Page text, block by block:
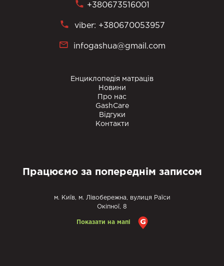
+380673516001
viber: +380670053957
infogashua@gmail.com
Енциклопедія матраців
Новини
Про нас
GashCare
Відгуки
Контакти
Працюємо за попереднім записом
м. Київ, м. Лівобережна, вулиця Раїси
Окіпної, 8
Показати на мапі